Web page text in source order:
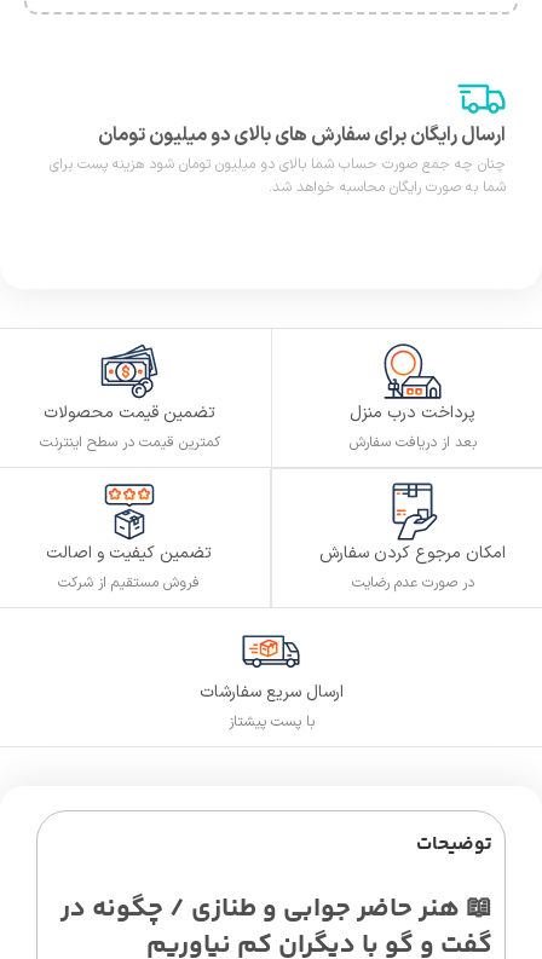
ارسال رایگان برای سفارش های بالای دو میلیون تومان
چنان چه جمع صورت حساب شما بالای دو میلیون تومان شود هزینه پست برای
شما به صورت رایگان محاسبه خواهد شد.
پرداخت درب منزل
بعد از دریافت سفارش
تضمین قیمت محصولات
کمترین قیمت در سطح اینترنت
امکان مرجوع کردن سفارش
در صورت عدم رضایت
تضمین کیفیت و اصالت
فروش مستقیم از شرکت
ارسال سریع سفارشات
با پست پیشتاز
توضیحات
📖 هنر حاضر جوابی و طنازی / چگونه در
گفت و گو با دیگران کم نیاوریم